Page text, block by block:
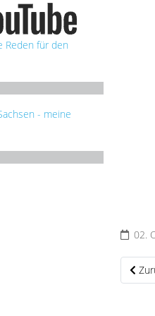
Reden für den
- meine
02.